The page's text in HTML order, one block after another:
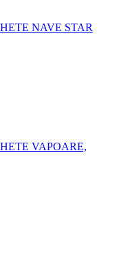
NAVE STAR
VAPOARE,